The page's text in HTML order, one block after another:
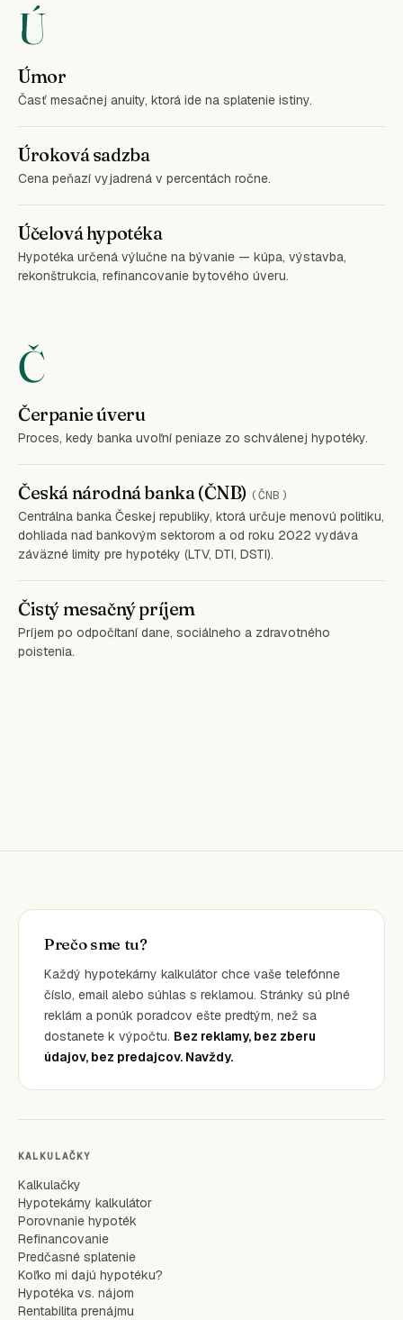
Ú
Úmor
Časť mesačnej anuity, ktorá ide na splatenie istiny.
Úroková sadzba
Cena peňazí vyjadrená v percentách ročne.
Účelová hypotéka
Hypotéka určená výlučne na bývanie — kúpa, výstavba,
rekonštrukcia, refinancovanie bytového úveru.
Č
Čerpanie úveru
Proces, kedy banka uvoľní peniaze zo schválenej hypotéky.
Česká národná banka (ČNB) (ČNB)
Centrálna banka Českej republiky, ktorá určuje menovú politiku,
dohliada nad bankovým sektorom a od roku 2022 vydáva
záväzné limity pre hypotéky (LTV, DTI, DSTI).
Čistý mesačný príjem
Príjem po odpočítaní dane, sociálneho a zdravotného
poistenia.
Prečo sme tu?
Každý hypotekárny kalkulátor chce vaše telefónne
číslo, email alebo súhlas s reklamou. Stránky sú plné
reklám a ponúk poradcov ešte predtým, než sa
dostanete k výpočtu. Bez reklamy, bez zberu
údajov, bez predajcov. Navždy.
KALKULAČKY
Kalkulačky
Hypotekárny kalkulátor
Porovnanie hypoték
Refinancovanie
Predčasné splatenie
Koľko mi dajú hypotéku?
Hypotéka vs. nájom
Rentabilita prenájmu